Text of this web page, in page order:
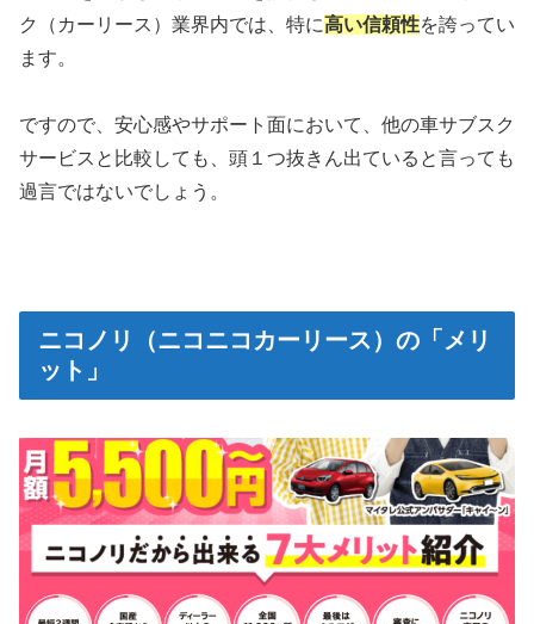
ク（カーリース）業界内では、特に高い信頼性を誇ってい
ます。
ですので、安心感やサポート面において、他の車サブスク
サービスと比較しても、頭１つ抜きん出ていると言っても
過言ではないでしょう。
ニコノリ（ニコニコカーリース）の「メリ
ット」